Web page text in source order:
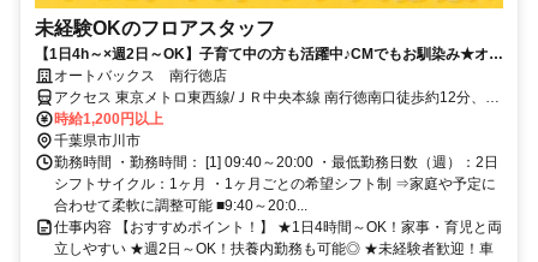
未経験OKのフロアスタッフ
【1日4h～×週2日～OK】子育て中の方も活躍中♪CMでもお馴染み★オー
トバックスのお仕事になります！
オートバックス 南行徳店
アクセス 東京メトロ東西線/ＪＲ中央本線 南行徳南口徒歩約12分、東
京メトロ東西線/ＪＲ中央本線 浦安（千葉県）東口徒歩約23分、ＪＲ
京葉線 市川塩浜北口徒歩約26分
時給1,200円以上
千葉県市川市
勤務時間 ・勤務時間： [1] 09:40～20:00 ・最低勤務日数（週）：2日
シフトサイクル：1ヶ月 ・1ヶ月ごとの希望シフト制 ⇒家庭や予定に
合わせて柔軟に調整可能 ■9:40～20:0...
仕事内容 【おすすめポイント！】 ★1日4時間～OK！家事・育児と両
立しやすい ★週2日～OK！扶養内勤務も可能◎ ★未経験者歓迎！車